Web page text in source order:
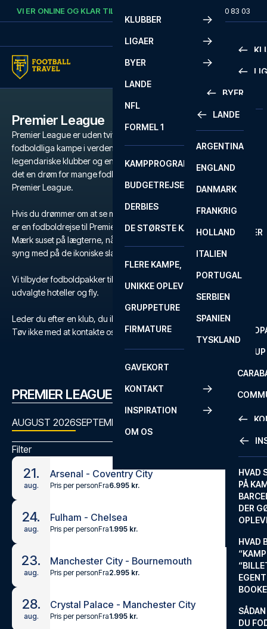
Skip to content
VI ER ONLINE OG KLAR TIL AT HJÆLPE DIG. +45 72 10 83 03
KLUBBER
LIGAER
SERIE A
FA CUP
BYER
BYER
LISSABON
LIVERPOOL
LONDON
MADRID
MANCHESTER
MILANO
ROM
SEVILLA
LANDE
LANDE
ARGENTINA
ENGLAND
DANMARK
FRANKRIG
HOLLAND
ITALIEN
PORTUGAL
SERBIEN
SPANIEN
TYSKLAND
NFL
FORMEL 1
KAMPPROGRAM
BUDGETREJSER
DERBIES
DE STØRSTE KAMPE
FLERE KAMPE, ÉN TUR
UNIKKE OPLEVELSER
GRUPPETURE
FIRMATURE
GAVEKORT
KONTAKT
FAQ
INSPIRATION
HVAD
PÅ
DER
HVAD
DU
OM OS
Premier League
Premier League er uden tvivl de mest populære og intense
fodboldliga kampe i verden. Med et væld af verdensstjerner,
legendariske klubber og en atmosfære der er svær at matche, er
det en drøm for mange fodboldfans at få fingrene i billetter til
Premier League.
Hvis du drømmer om at se magien udfolde sig på grønsværen, så
er en fodboldrejse til Premier League den ultimative oplevelse.
Mærk suset på lægterne, når dit favorithold kæmper for sejren, og
syng med på de ikoniske slagsange, der runger gennem stadion.
Vi tilbyder fodboldpakker til Premier League med billetter,
udvalgte hoteller og fly.
Leder du efter en klub, du ikke kan finde?
Tøv ikke med at kontakte os
hereller på+45 72 10 83 03
PREMIER LEAGUE KAMPPROGRAM
AUGUST 2026SEPTEMBER 2026
Filter
21.
aug.
Arsenal - Coventry City
Pris per personFra6.995 kr.
24.
aug.
Fulham - Chelsea
Pris per personFra1.995 kr.
23.
aug.
Manchester City - Bournemouth
Pris per personFra2.995 kr.
28.
aug.
Crystal Palace - Manchester City
Pris per personFra1.995 kr.